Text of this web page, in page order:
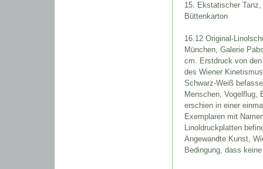
15. Ekstatischer
Büttenkarton
16.12 Original-
München, Galerie
cm. Erstdruck von
des Wiener
Schwarz-Weiß
Menschen, Vogelflug,
erschien in einer
Exemplaren mit
Linoldruckplatten
Angewandte Kunst,
Bedingung, dass